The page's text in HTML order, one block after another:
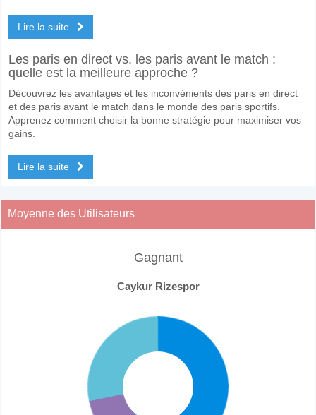
Lire la suite
Les paris en direct vs. les paris avant le match :
quelle est la meilleure approche ?
Découvrez les avantages et les inconvénients des paris en direct
et des paris avant le match dans le monde des paris sportifs.
Apprenez comment choisir la bonne stratégie pour maximiser vos
gains.
Lire la suite
Moyenne des Utilisateurs
Gagnant
Caykur Rizespor